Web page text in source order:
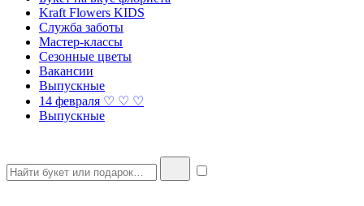
Kraft Flowers KIDS
Служба заботы
Мастер-классы
Сезонные цветы
Вакансии
Выпускные
14 февраля ♡ ♡ ♡
Выпускные